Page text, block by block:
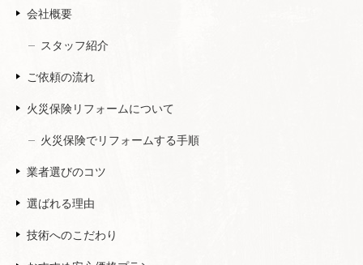
会社概要
スタッフ紹介
ご依頼の流れ
火災保険リフォームについて
火災保険でリフォームする手順
業者選びのコツ
選ばれる理由
技術へのこだわり